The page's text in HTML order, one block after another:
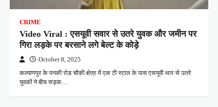
CRIME
Video Viral : एसयूवी सवार से उतरे युवक और जमीन पर
गिरा लड़के पर बरसाने लगे बेल्ट के कोड़े
October 8, 2025
कल्याणपुर के पनकी रोड चौकी क्षेत्र में एक टी स्टाल के पास एसयूवी थार से उतरे
युवकों ने बीच सड़क…